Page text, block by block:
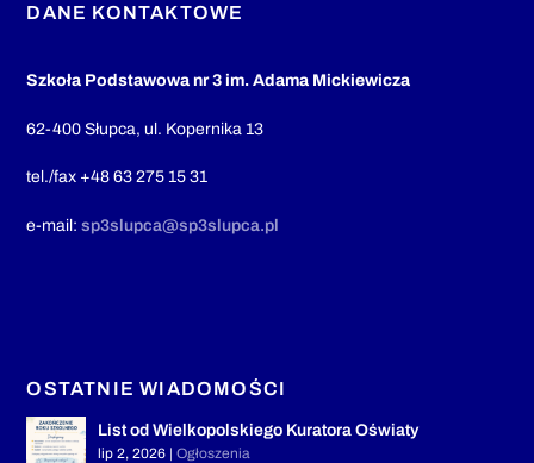
DANE KONTAKTOWE
Szkoła Podstawowa nr 3 im. Adama Mickiewicza
62-400 Słupca, ul. Kopernika 13
tel./fax +48 63 275 15 31
e-mail:sp3slupca@sp3slupca.pl
OSTATNIE WIADOMOŚCI
List od Wielkopolskiego Kuratora Oświaty
lip 2, 2026 |Ogłoszenia